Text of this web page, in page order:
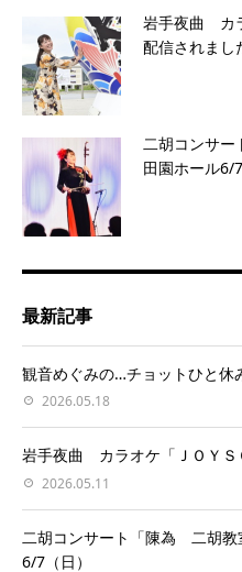
岩手夜曲 カ
配信されまし
二胡コンサー
田園ホール6/7
最新記事
観音めぐみの…チョットひと休
2026.05.18
岩手夜曲 カラオケ「ＪＯＹＳ
2026.05.11
二胡コンサート「陳為 二胡教
6/7（日）